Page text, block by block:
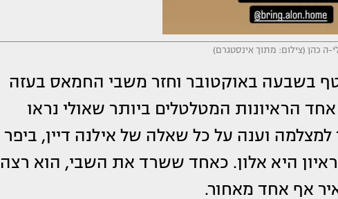
ה כהן (צילום: מתוך אינסטגרם)
בשבעה באוקטובר וחזר משבי החמאס בעזה
הראיונות המטלטלים ביותר שאולי נראו
וענה על כל שאלה של אילנה דיין, ביפר
היא אלון. כאחד ששרד את השבי, הוא רצה
אף אחד מאחור.